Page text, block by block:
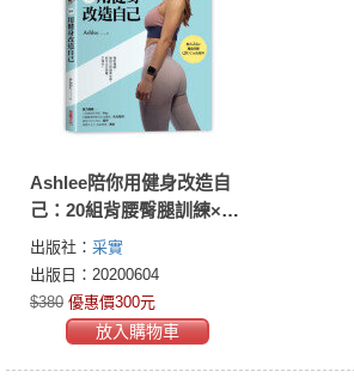
Ashlee陪你用健身改造自
己：20組背腰臀腿訓練×7
日健身課程，增肌燃脂．
居家徒手訓練攻略【附QR
Code健身示範影片】
出版社： 采實
出版日：20200604
$380 優惠價300元
放入購物車